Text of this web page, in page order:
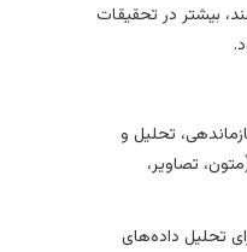
بیشتر در تحقیقات
تحلیل و
تصاویر،
تحلیل داده‌های